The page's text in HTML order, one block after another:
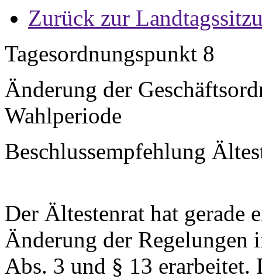
Zurück zur
Tagesordnungspunkt 8
Änderung der
Wahlperiode
Beschlussempfehlung
Der Ältestenrat hat gerade
Änderung der Regelungen
Abs. 3 und § 13